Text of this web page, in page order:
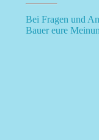
Bei Fragen und
Bauer eure